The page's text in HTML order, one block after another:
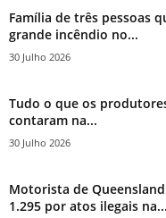
Família de três pessoas
grande incêndio no...
30 Julho 2026
Tudo o que os
contaram na...
30 Julho 2026
Motorista de
1.295 por atos ilegais na...